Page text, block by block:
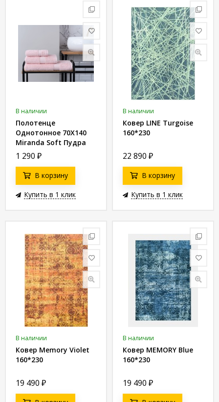
В наличии
Полотенце
Однотонное 70X140
Miranda Soft Пудра
8680943039514
1 290 ₽
В корзину
Купить в 1 клик
В наличии
Ковер LINE Turgoise
160*230
22 890 ₽
В корзину
Купить в 1 клик
В наличии
Ковер Memory Violet
160*230
19 490 ₽
В наличии
Ковер MEMORY Blue
160*230
19 490 ₽